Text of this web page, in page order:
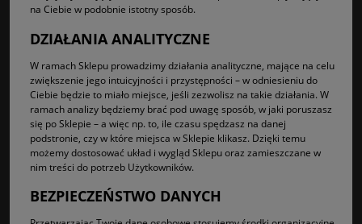
na Ciebie w podobnie istotny sposób.
DZIAŁANIA ANALITYCZNE
W ramach Sklepu prowadzimy działania analityczne, mające na celu
zwiększenie jego intuicyjności i przystępności – w odniesieniu do
Ciebie będzie to miało miejsce, jeśli zezwolisz na takie działania. W
ramach analizy będziemy brać pod uwagę sposób, w jaki poruszasz
się po Sklepie – a więc np. to, ile czasu spędzasz na danej
podstronie, czy w które miejsca w Sklepie klikasz. Dzięki temu
możemy dostosować układ i wygląd Sklepu oraz zamieszczane w
nim treści do potrzeb Użytkowników.
BEZPIECZEŃSTWO DANYCH